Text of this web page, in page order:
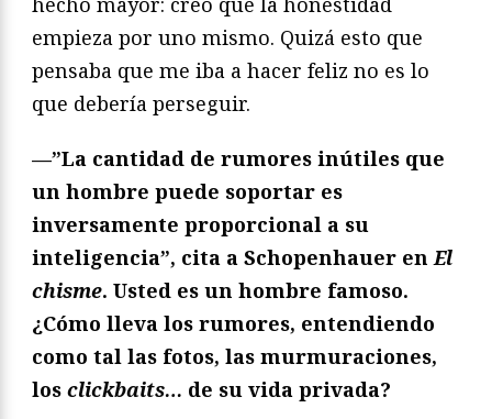
empieza por uno mismo. Quizá esto que
pensaba que me iba a hacer feliz no es lo
que debería perseguir.
—”La cantidad de rumores inútiles que
un hombre puede soportar es
inversamente proporcional a su
inteligencia”, cita a Schopenhauer en El
chisme. Usted es un hombre famoso.
¿Cómo lleva los rumores, entendiendo
como tal las fotos, las murmuraciones,
los clickbaits… de su vida privada?